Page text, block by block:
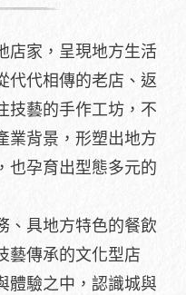
店家，呈現地方生活
代代相傳的老店、返
技藝的手作工坊，不
業背景，形塑出地方
也孕育出型態多元的
、具地方特色的餐飲
藝傳承的文化型店
體驗之中，認識城與